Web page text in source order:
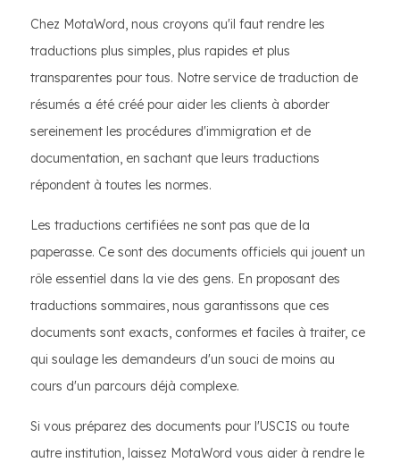
Chez MotaWord, nous croyons qu'il faut rendre les
traductions plus simples, plus rapides et plus
transparentes pour tous. Notre service de traduction de
résumés a été créé pour aider les clients à aborder
sereinement les procédures d'immigration et de
documentation, en sachant que leurs traductions
répondent à toutes les normes.
Les traductions certifiées ne sont pas que de la
paperasse. Ce sont des documents officiels qui jouent un
rôle essentiel dans la vie des gens. En proposant des
traductions sommaires, nous garantissons que ces
documents sont exacts, conformes et faciles à traiter, ce
qui soulage les demandeurs d'un souci de moins au
cours d'un parcours déjà complexe.
Si vous préparez des documents pour l'USCIS ou toute
autre institution, laissez MotaWord vous aider à rendre le